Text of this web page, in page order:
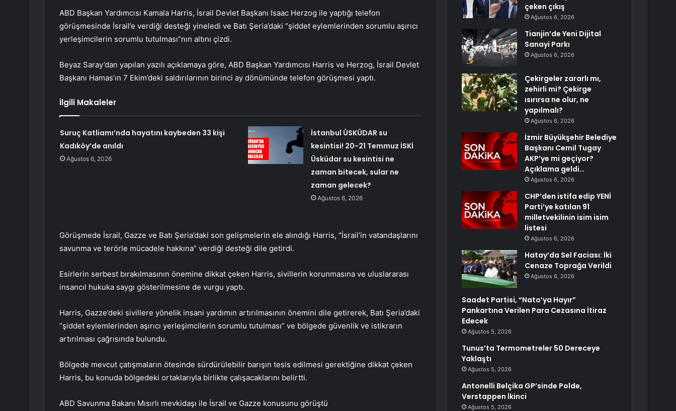
ABD Başkan Yardımcısı Kamala Harris, İsrail Devlet Başkanı Isaac Herzog ile yaptığı telefon
görüşmesinde İsrail’e verdiği desteği yineledi ve Batı Şeria’daki “şiddet eylemlerinden sorumlu aşırıcı
yerleşimcilerin sorumlu tutulması”nın altını çizdi.
Beyaz Saray’dan yapılan yazılı açıklamaya göre, ABD Başkan Yardımcısı Harris ve Herzog, İsrail Devlet
Başkanı Hamas’ın 7 Ekim’deki saldırılarının birinci ay dönümünde telefon görüşmesi yaptı.
İlgili Makaleler
Suruç Katliamı’nda hayatını kaybeden 33 kişi
Kadıköy’de anıldı
Ağustos 6, 2026
İstanbul ÜSKÜDAR su
kesintisi! 20-21 Temmuz İSKİ
Üsküdar su kesintisi ne
zaman bitecek, sular ne
zaman gelecek?
Ağustos 6, 2026
Görüşmede İsrail, Gazze ve Batı Şeria’daki son gelişmelerin ele alındığı Harris, “İsrail’in vatandaşlarını
savunma ve terörle mücadele hakkına” verdiği desteği dile getirdi.
Esirlerin serbest bırakılmasının önemine dikkat çeken Harris, sivillerin korunmasına ve uluslararası
insancıl hukuka saygı gösterilmesine de vurgu yaptı.
Harris, Gazze’deki sivillere yönelik insani yardımın artırılmasının önemini dile getirerek, Batı Şeria’daki
“şiddet eylemlerinden aşırıcı yerleşimcilerin sorumlu tutulması” ve bölgede güvenlik ve istikrarın
artırılması çağrısında bulundu.
Bölgede mevcut çatışmaların ötesinde sürdürülebilir barışın tesis edilmesi gerektiğine dikkat çeken
Harris, bu konuda bölgedeki ortaklarıyla birlikte çalışacaklarını belirtti.
ABD Savunma Bakanı Mısırlı mevkidaşı ile İsrail ve Gazze konusunu görüştü
çeken çıkış
Ağustos 6, 2026
Tianjin’de Yeni Dijital
Sanayi Parkı
Ağustos 6, 2026
Çekirgeler zararlı mı,
zehirli mi? Çekirge
ısırırsa ne olur, ne
yapılmalı?
Ağustos 6, 2026
İzmir Büyükşehir Belediye
Başkanı Cemil Tugay
AKP’ye mi geçiyor?
Açıklama geldi…
Ağustos 6, 2026
CHP’den istifa edip YENİ
Parti’ye katılan 91
milletvekilinin isim isim
listesi
Ağustos 6, 2026
Hatay’da Sel Faciası: İki
Cenaze Toprağa Verildi
Ağustos 6, 2026
Saadet Partisi, “Nato’ya Hayır”
Pankartına Verilen Para Cezasına İtiraz
Edecek
Ağustos 5, 2026
Tunus’ta Termometreler 50 Dereceye
Yaklaştı
Ağustos 5, 2026
Antonelli Belçika GP’sinde Polde,
Verstappen İkinci
Ağustos 5, 2026